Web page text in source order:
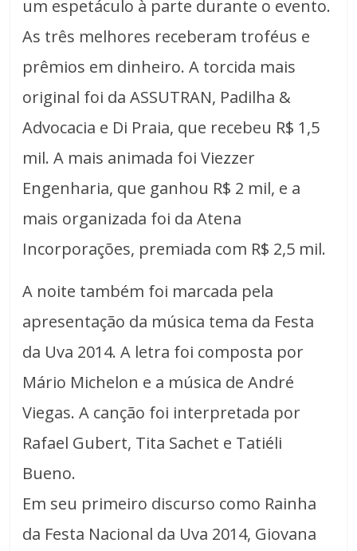
um espetáculo à parte durante o evento.
As três melhores receberam troféus e
prêmios em dinheiro. A torcida mais
original foi da ASSUTRAN, Padilha &
Advocacia e Di Praia, que recebeu R$ 1,5
mil. A mais animada foi Viezzer
Engenharia, que ganhou R$ 2 mil, e a
mais organizada foi da Atena
Incorporações, premiada com R$ 2,5 mil.
A noite também foi marcada pela
apresentação da música tema da Festa
da Uva 2014. A letra foi composta por
Mário Michelon e a música de André
Viegas. A canção foi interpretada por
Rafael Gubert, Tita Sachet e Tatiéli
Bueno.
Em seu primeiro discurso como Rainha
da Festa Nacional da Uva 2014, Giovana